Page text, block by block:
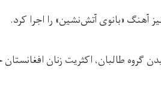
آهنگ «بانوی آتش‌نشین»‌ را اجرا کرد.
گروه طالبان، اکثریت زنان